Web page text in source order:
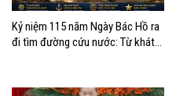
Kỷ niệm 115 năm Ngày Bác Hồ ra
đi tìm đường cứu nước: Từ khát